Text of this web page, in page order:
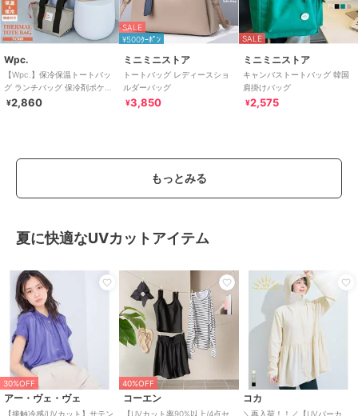
Wpc.
【Wpc.】保冷保温トートバッ
グ ランチバッグ 保冷剤ポケッ
ト付き ランチトート バッグ
¥2,860
SALE
¥500ｸｰﾎﾟﾝ
ミニミニストア
トートバッグ レディースショ
ルダーバッグ
¥3,850
SALE
ミニミニストア
キャンバストートバッグ 韓国
肩掛けバッグ
¥2,575
もっとみる
夏に快適なUVカットアイテム
30%OFF
アー・ヴェ・ヴェ
【接触冷感/UVカット】サテン
40%OFF
コーエン
【UVカット率90%以上/4点セ
コカ
＼再入荷！！／【UVパーカ